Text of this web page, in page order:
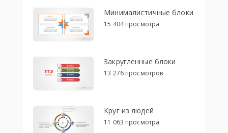
Минималистичные блоки
15 404 просмотра
Закругленные блоки
13 276 просмотров
Круг из людей
11 063 просмотра